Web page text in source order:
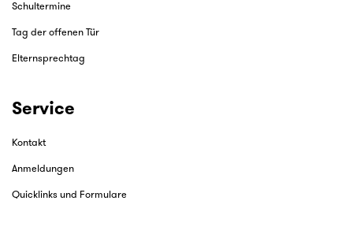
Schultermine
Tag der offenen Tür
Elternsprechtag
Service
Kontakt
Anmeldungen
Quicklinks und Formulare